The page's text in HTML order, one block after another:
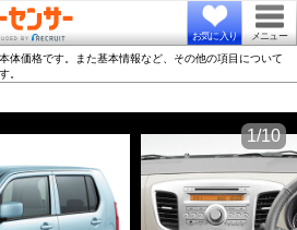
お気に入り メニュー
体価格です。また基本情報など、その他の項目について
。
1/10